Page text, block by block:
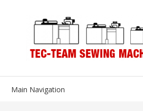
Main Navigation